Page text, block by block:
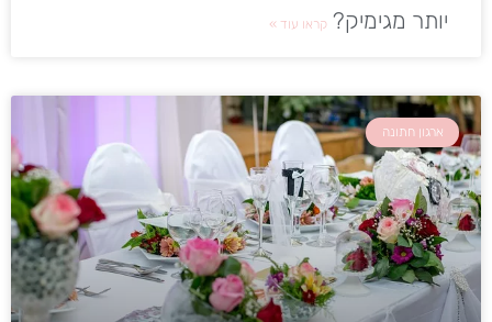
יותר מגימיק? קראו עוד »
ארגון חתונה